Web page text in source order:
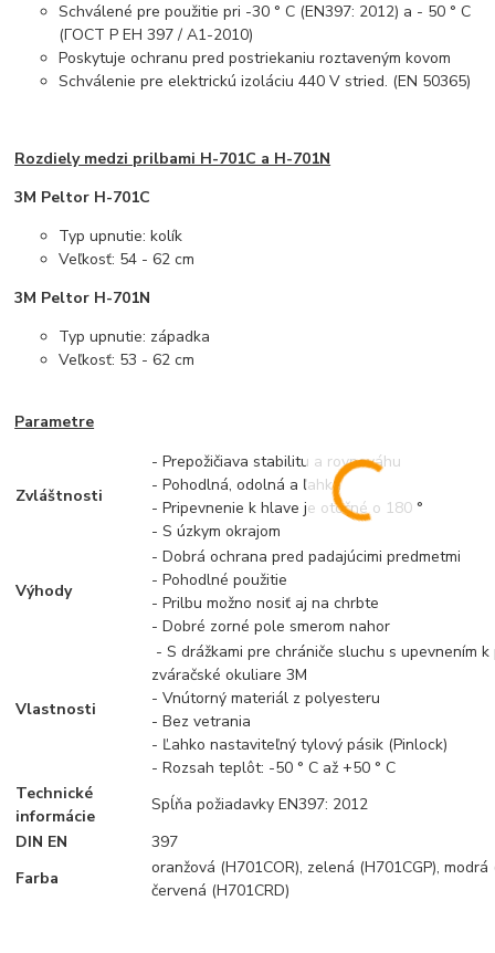
Schválené pre použitie pri -30 ° C (EN397: 2012) a - 50 ° C
(ГОСТ Р ЕН 397 / А1-2010)
Poskytuje ochranu pred postriekaniu roztaveným kovom
Schválenie pre elektrickú izoláciu 440 V stried. (EN 50365)
Rozdiely medzi prilbami H-701C a H-701N
3M Peltor H-701C
Typ upnutie: kolík
Veľkosť: 54 - 62 cm
3M Peltor H-701N
Typ upnutie: západka
Veľkosť: 53 - 62 cm
Parametre
Zvláštnosti
- Prepožičiava stabilitu a rovnováhu
- Pohodlná, odolná a ľahká
- Pripevnenie k hlave je otočné o 180 °
- S úzkym okrajom
Výhody
- Dobrá ochrana pred padajúcimi predmetmi
- Pohodlné použitie
- Prilbu možno nosiť aj na chrbte
- Dobré zorné pole smerom nahor
Vlastnosti
- S drážkami pre chrániče sluchu s upevnením
zváračské okuliare 3M
- Vnútorný materiál z polyesteru
- Bez vetrania
- Ľahko nastaviteľný tylový pásik (Pinlock)
- Rozsah teplôt: -50 ° C až +50 ° C
Technické
informácie
Spĺňa požiadavky EN397: 2012
DIN EN
397
Farba
oranžová (H701COR), zelená (H701CGP),
červená (H701CRD)